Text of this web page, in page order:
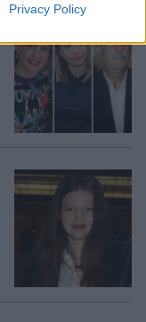
Privacy Policy